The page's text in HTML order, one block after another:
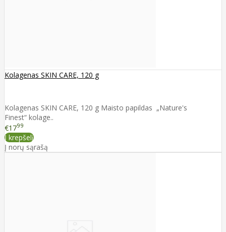
Kolagenas SKIN CARE, 120 g
Kolagenas SKIN CARE, 120 g Maisto papildas „Nature's
Finest“ kolage..
€1799
Į krepšelį
Į norų sąrašą